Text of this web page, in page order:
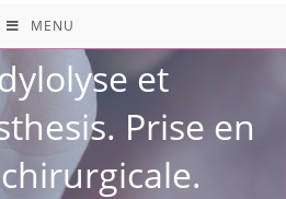
MENU
et
Prise en